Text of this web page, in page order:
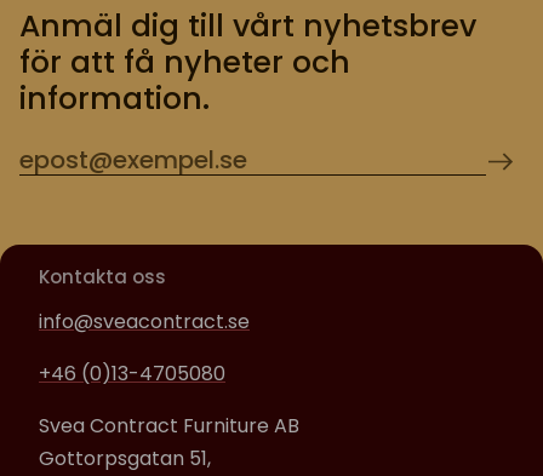
Anmäl dig till vårt nyhetsbrev
för att få nyheter och
information.
Kontakta oss
info@sveacontract.se
+46 (0)13-4705080
Svea Contract Furniture AB
Gottorpsgatan 51,